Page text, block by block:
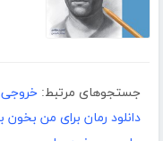
جستجوهای مرتبط: خروجی
دانلود رمان برای من بخون